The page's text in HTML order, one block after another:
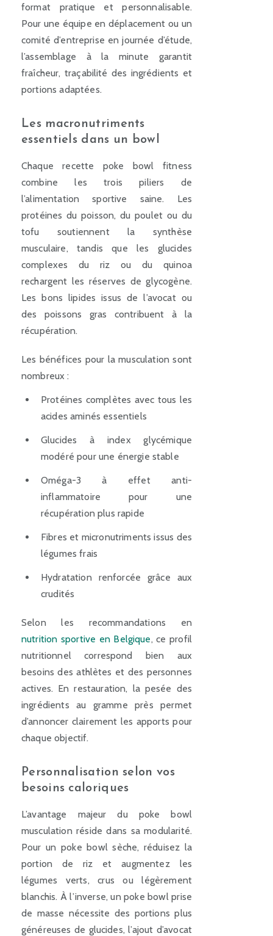
format pratique et personnalisable.
Pour une équipe en déplacement ou un
comité d’entreprise en journée d’étude,
l’assemblage à la minute garantit
fraîcheur, traçabilité des ingrédients et
portions adaptées.
Les macronutriments
essentiels dans un bowl
Chaque recette poke bowl fitness
combine les trois piliers de
l’alimentation sportive saine. Les
protéines du poisson, du poulet ou du
tofu soutiennent la synthèse
musculaire, tandis que les glucides
complexes du riz ou du quinoa
rechargent les réserves de glycogène.
Les bons lipides issus de l’avocat ou
des poissons gras contribuent à la
récupération.
Les bénéfices pour la musculation sont
nombreux :
Protéines complètes avec tous les
acides aminés essentiels
Glucides à index glycémique
modéré pour une énergie stable
Oméga-3 à effet anti-
inflammatoire pour une
récupération plus rapide
Fibres et micronutriments issus des
légumes frais
Hydratation renforcée grâce aux
crudités
Selon les recommandations en
nutrition sportive en Belgique, ce profil
nutritionnel correspond bien aux
besoins des athlètes et des personnes
actives. En restauration, la pesée des
ingrédients au gramme près permet
d’annoncer clairement les apports pour
chaque objectif.
Personnalisation selon vos
besoins caloriques
L’avantage majeur du poke bowl
musculation réside dans sa modularité.
Pour un poke bowl sèche, réduisez la
portion de riz et augmentez les
légumes verts, crus ou légèrement
blanchis. À l’inverse, un poke bowl prise
de masse nécessite des portions plus
généreuses de glucides, l’ajout d’avocat